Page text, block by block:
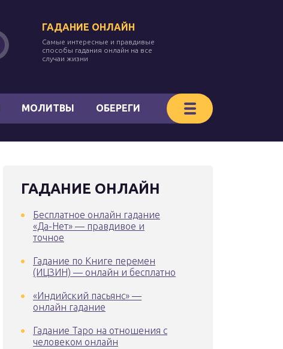
ГАДАНИЕ ОНЛАЙН
Самые интересные и правдивые
способы гадания онлайн на все
случаи жизни
МОЛИТВЫ ОБЕРЕГИ
ГАДАНИЕ ОНЛАЙН
Бесплатное онлайн гадание
«Да-Нет» — правдивое и
точное
Гадание по Книге перемен
(ИЦЗИН) — онлайн и бесплатно
«Индийский пасьянс» —
онлайн гадание
Гадание Таро на отношения с
человеком онлайн